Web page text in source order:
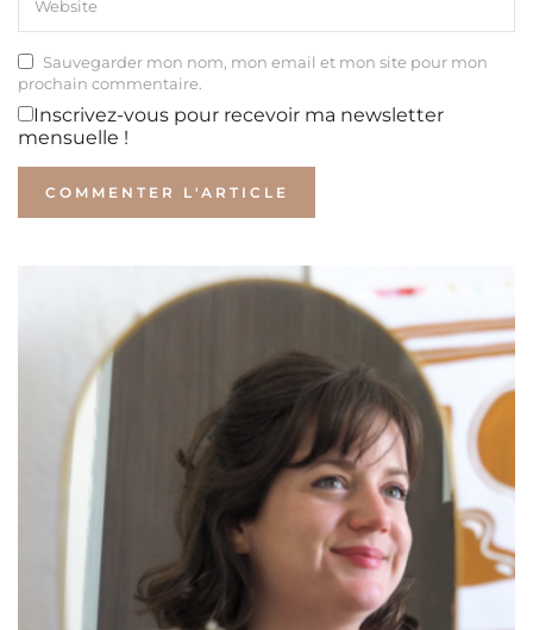
Sauvegarder mon nom, mon email et mon site pour mon
prochain commentaire.
Inscrivez-vous pour recevoir ma newsletter
mensuelle !